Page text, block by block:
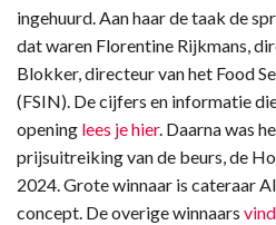
ingehuurd. Aan haar de taak de
dat waren Florentine Rijkmans,
Blokker, directeur van het Food
(FSIN). De cijfers en informatie
opening lees je hier. Daarna was
prijsuitreiking van de beurs, de
2024. Grote winnaar is cateraar
concept. De overige winnaars